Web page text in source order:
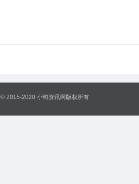
© 2015-2020 小鸭资讯网版权所有